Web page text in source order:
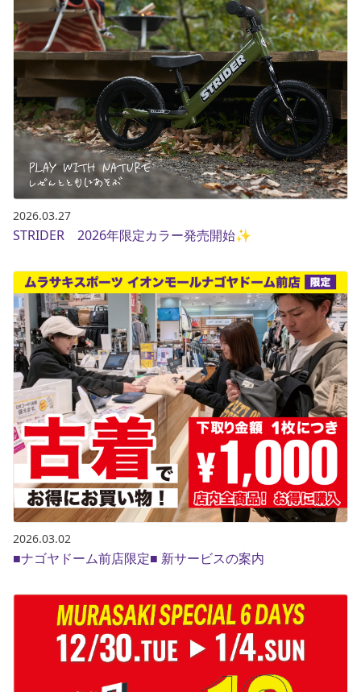
2026.03.27
STRIDER 2026年限定カラー発売開始✨
2026.03.02
■ナゴヤドーム前店限定■ 新サービスの案内